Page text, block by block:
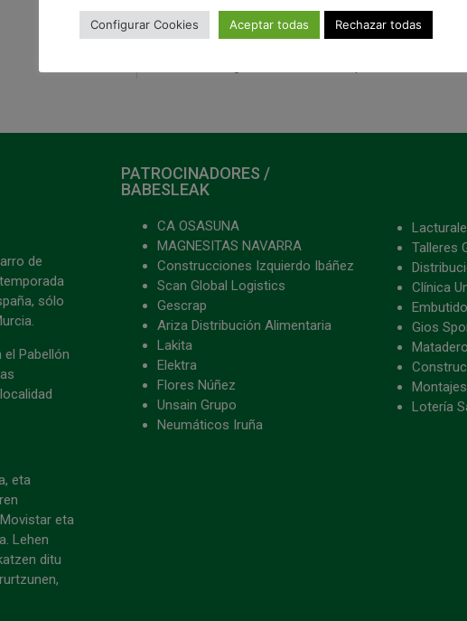
de
sólo
Pabellón
eta
eta
Lehen
ditu
PATROCINADORES /
BABESLEAK
CA OSASUNA
MAGNESITAS NAVARRA
Construcciones Izquierdo Ibáñez
Scan Global Logistics
Gescrap
Ariza Distribución Alimentaria
Lakita
Elektra
Flores Núñez
Unsain Grupo
Neumáticos Iruña
Lacturale
Talleres
Clínica
Gios
Lotería
Configurar Cookies Aceptar todas Rechazar todas